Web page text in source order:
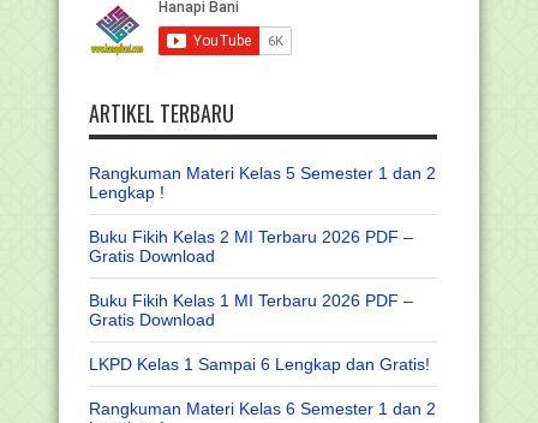
ARTIKEL TERBARU
Rangkuman Materi Kelas 5 Semester 1 dan 2
Lengkap !
Buku Fikih Kelas 2 MI Terbaru 2026 PDF –
Gratis Download
Buku Fikih Kelas 1 MI Terbaru 2026 PDF –
Gratis Download
LKPD Kelas 1 Sampai 6 Lengkap dan Gratis!
Rangkuman Materi Kelas 6 Semester 1 dan 2